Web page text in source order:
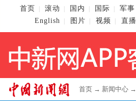
首页 滚动 国内 国际 军事
English
图片 视频 直播
首页 → 新闻中心 →